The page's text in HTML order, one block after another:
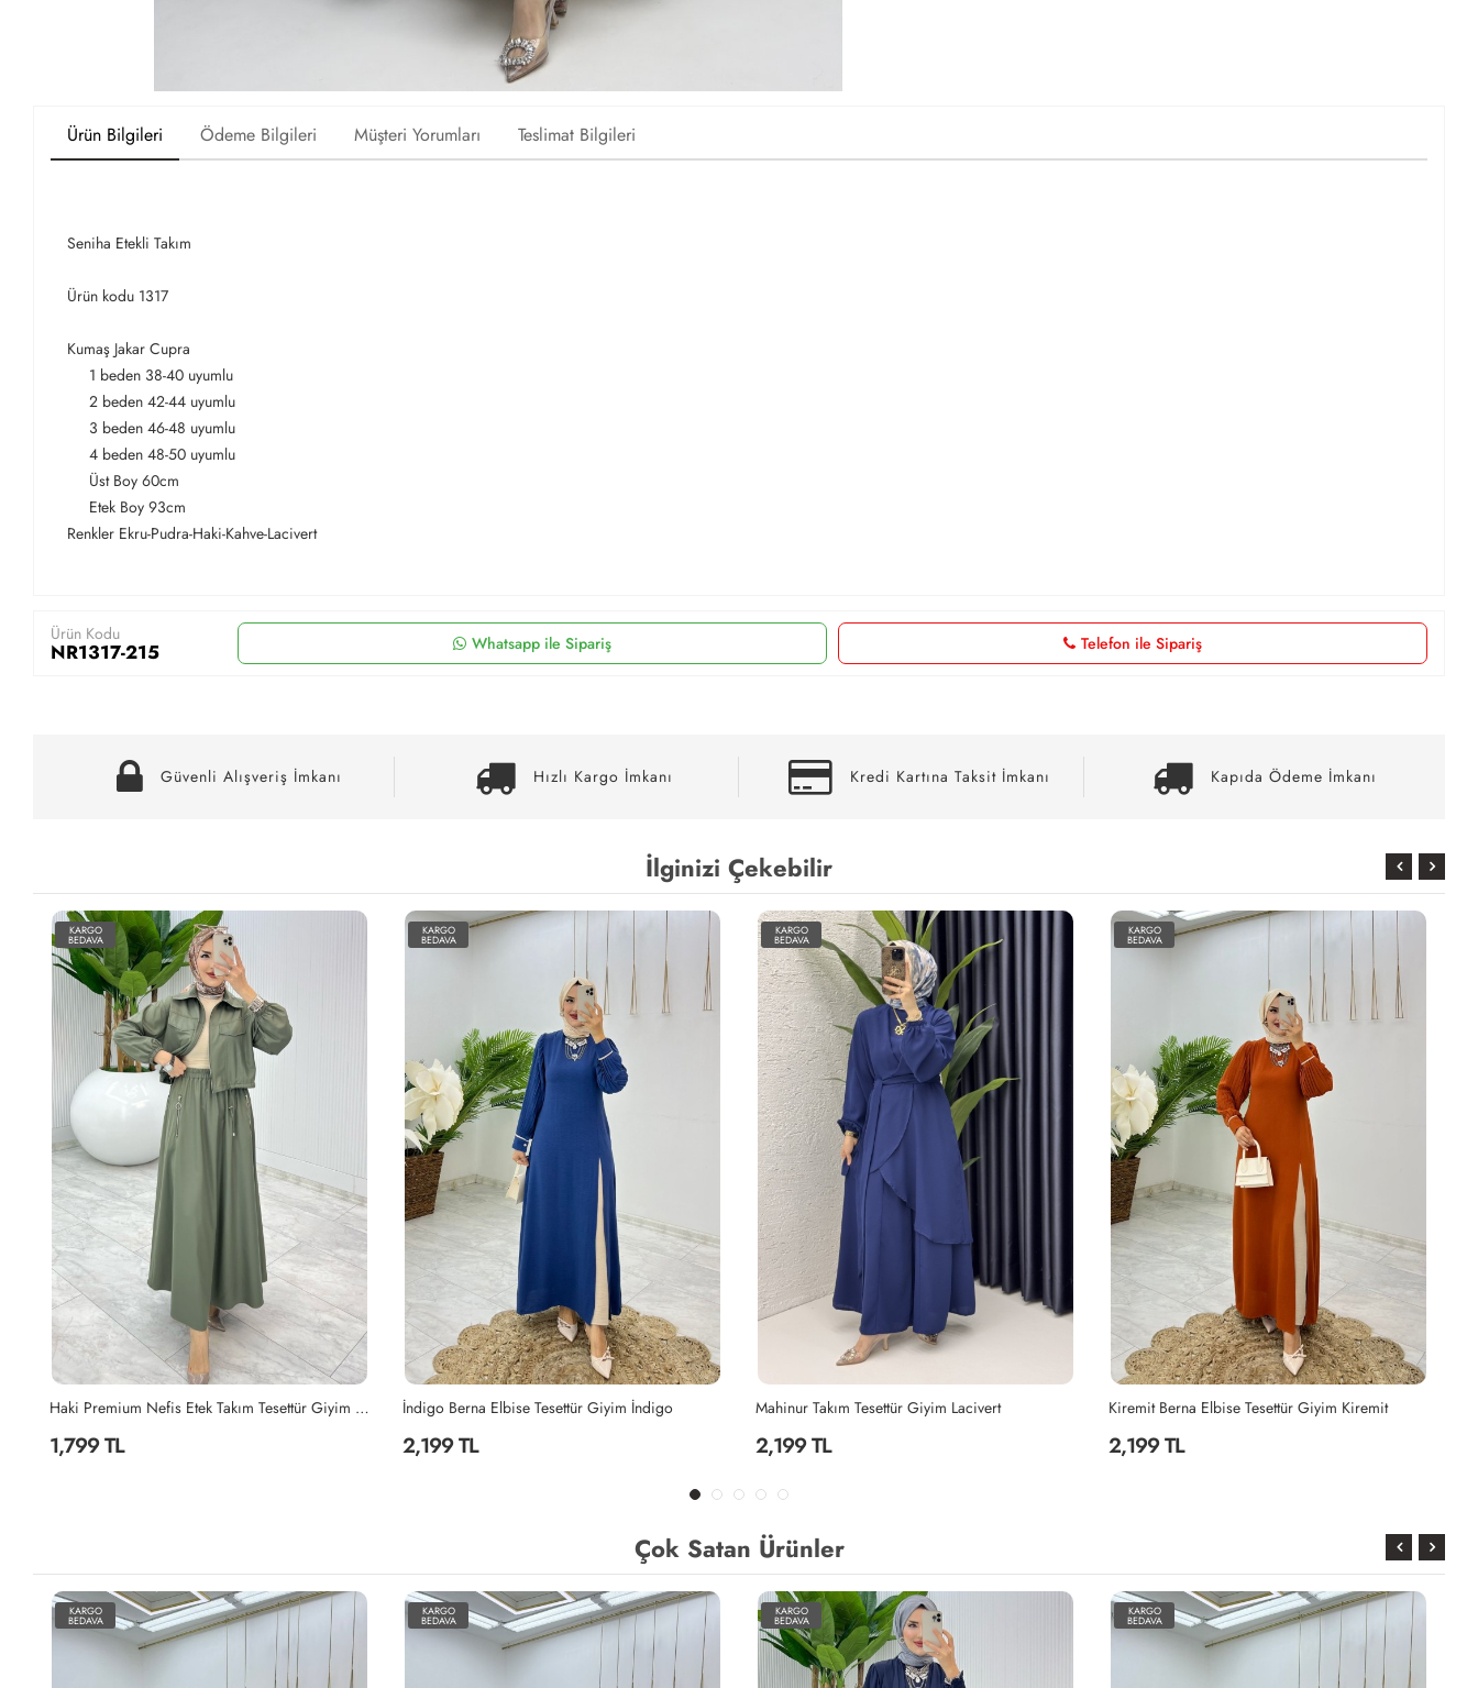
Ürün Bilgileri Ödeme Bilgileri Müşteri Yorumları Teslimat Bilgileri
Seniha Etekli Takım
Ürün kodu 1317
Kumaş Jakar Cupra
1 beden 38-40 uyumlu
2 beden 42-44 uyumlu
3 beden 46-48 uyumlu
4 beden 48-50 uyumlu
Üst Boy 60cm
Etek Boy 93cm
Renkler Ekru-Pudra-Haki-Kahve-Lacivert
Ürün Kodu
NR1317-215 Whatsapp ile Sipariş Telefon ile Sipariş
Güvenli Alışveriş İmkanı Hızlı Kargo İmkanı Kredi Kartına Taksit İmkanı Kapıda Ödeme İmkanı
İlginizi Çekebilir
KARGO
BEDAVA
İndigo Berna Elbise Tesettür Giyim İndigo
2,199 TL
KARGO
BEDAVA
Mahinur Takım Tesettür Giyim Lacivert
2,199 TL
KARGO
BEDAVA
Kiremit Berna Elbise Tesettür Giyim Kiremit
2,199 TL
KARGO
BEDAVA
Vizon Berna Elbise Tesettür Giyim Vizon
2,199 TL
Çok Satan Ürünler
KARGO
BEDAVA
KARGO
BEDAVA
KARGO
BEDAVA
KARGO
BEDAVA